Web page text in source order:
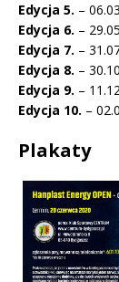
Edycja 5. –
Edycja 6. –
Edycja 7. –
Edycja 8. –
Edycja 9. –
Edycja 10. –
Plakaty